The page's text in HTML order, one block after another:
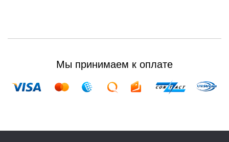
Мы принимаем к оплате